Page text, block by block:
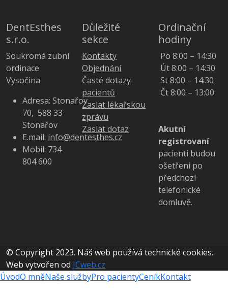
DentEsthes
s.r.o.
Soukromá zubní
ordinace
Vysočina
Adresa: Stonařov
70, 588 33
Stonařov
E.mail: info@dentesthes.cz
Mobil: 734
804 600
Důležité
sekce
Kontakty
Objednání
Časté dotazy
pacientů
Zaslat lékařskou
zprávu
Zaslat dotaz
Ordinační
hodiny
Po 8:00 – 14:30
Út 8:00 – 14:30
St 8:00 – 14:30
Čt 8:00 – 13:00
Akutní
registrovaní
pacienti budou
ošetřeni po
předchozí
telefonické
domluvě.
© Copyright 2023. Náš web používá technické cookies.
Web vytvořen od JCweb.cz
ÚvodO mněNaše službyPro pacientyCeníkKontakt